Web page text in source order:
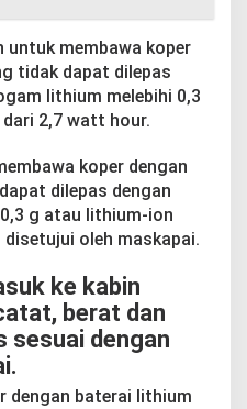
untuk membawa koper
tidak dapat dilepas
lithium melebihi 0,3
2,7 watt hour.
koper dengan
dilepas dengan
g atau lithium-ion
disetujui oleh maskapai.
ke kabin
berat dan
sesuai dengan
dengan baterai lithium